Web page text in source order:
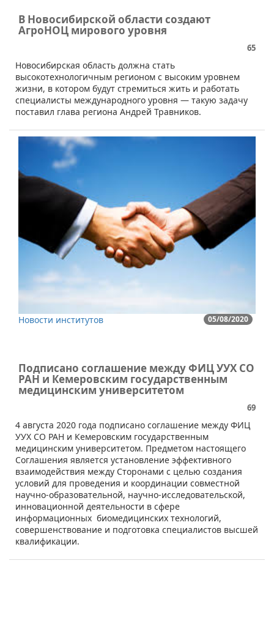
В Новосибирской области создают
АгроНОЦ мирового уровня
65
Новосибирская область должна стать
высокотехнологичным регионом с высоким уровнем
жизни, в котором будут стремиться жить и работать
специалисты международного уровня — такую задачу
поставил глава региона Андрей Травников.
05/08/2020
Новости институтов
Подписано соглашение между ФИЦ УУХ СО
РАН и Кемеровским государственным
медицинским университетом
69
​4 августа 2020 года подписано соглашение между ФИЦ
УУХ СО РАН и Кемеровским государственным
медицинским университетом. Предметом настоящего
Соглашения является установление эффективного
взаимодействия между Сторонами с целью создания
условий для проведения и координации совместной
научно-образовательной, научно-исследовательской,
инновационной деятельности в сфере
информационных биомедицинских технологий,
совершенствование и подготовка специалистов высшей
квалификации.